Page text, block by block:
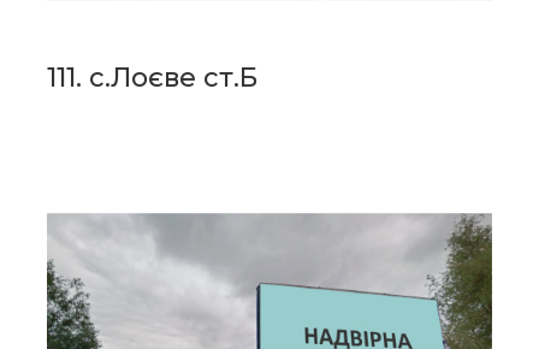
111. с.Лоєве ст.Б